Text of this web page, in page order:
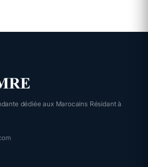
dédiée aux Marocains Résidant à